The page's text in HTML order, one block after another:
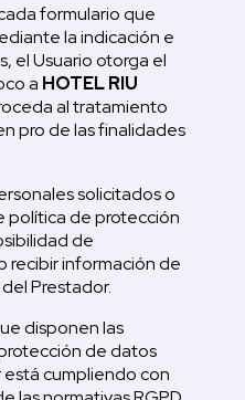
formulario que
la indicación e
el Usuario otorga el
a HOTEL RIU
al tratamiento
pro de las finalidades
solicitados o
política de protección
de
recibir información de
Prestador.
disponen las
de datos
cumpliendo con